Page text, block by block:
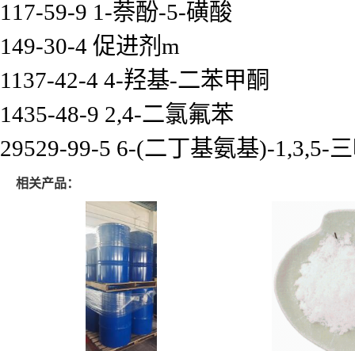
117-59-9 1-萘酚-5-磺酸
149-30-4 促进剂m
1137-42-4 4-羟基-二苯甲酮
1435-48-9 2,4-二氯氟苯
29529-99-5 6-(二丁基氨基)-1,3,5-
相关产品：